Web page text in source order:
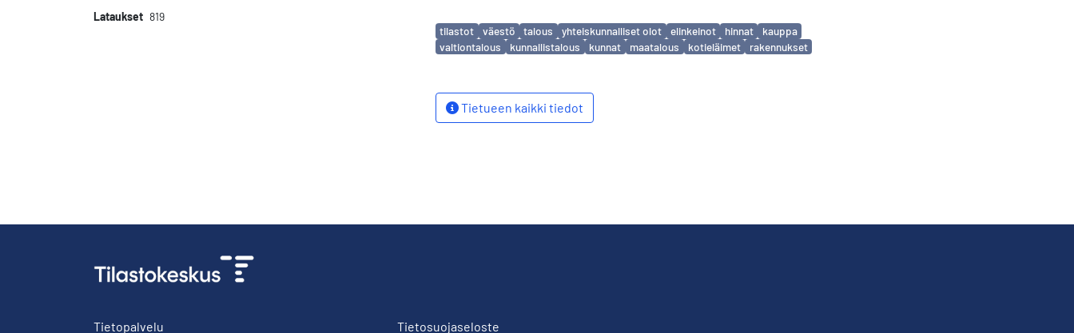
Lataukset 819 Avainsanat
tilastot väestö talous yhteiskunnalliset olot elinkeinot hinnat
kauppa
valtiontalous
kunnallistalous kunnat maatalous kotieläimet rakennukset
Tietueen kaikki tiedot
Tietopalvelu Tietosuojaseloste